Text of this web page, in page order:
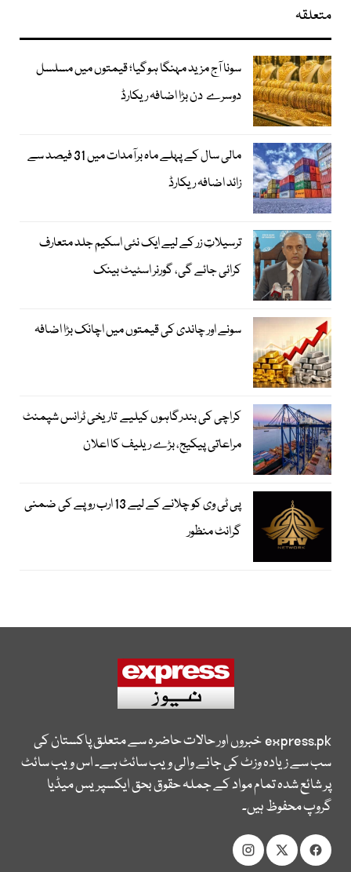
متعلقہ
سونا آج مزید مہنگا ہوگیا؛ قیمتوں میں مسلسل
دوسرے دن بڑا اضافہ ریکارڈ
مالی سال کے پہلے ماہ برآمدات میں 31 فیصد سے
زائد اضافہ ریکارڈ
ترسیلاتِ زر کے لیے ایک نئی اسکیم جلد متعارف
کرائی جائے گی، گورنر اسٹیٹ بینک
سونے اور چاندی کی قیمتوں میں اچانک بڑا اضافہ
کراچی کی بندرگاہوں کیلیے تاریخی ٹرانس شپمنٹ
مراعاتی پیکیج، بڑے ریلیف کا اعلان
پی ٹی وی کو چلانے کے لیے 13 ارب روپے کی ضمنی
گرانٹ منظور
express.pkخبروں اور حالات حاضرہ سے متعلق پاکستان کی
سب سے زیادہ وزٹ کی جانے والی ویب سائٹ ہے۔ اس ویب سائٹ
پر شائع شدہ تمام مواد کے جملہ حقوق بحق ایکسپریس میڈیا
گروپ محفوظ ہیں۔